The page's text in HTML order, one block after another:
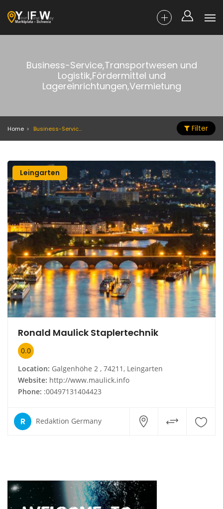
Business-Service,Transportwesen und
Logistik,Fördermittel und
Lagereinrichtungen,Vermietung
Home Business-Service,Transportwesen und Logistik,Fördermittel und Lagereinrichtungen,Vermietung Filter
Leingarten
Ronald Maulick Staplertechnik
0.0
Location: Galgenhöhe 2 , 74211, Leingarten
Website: http://www.maulick.info
Phone: :00497131404423
R Redaktion Germany